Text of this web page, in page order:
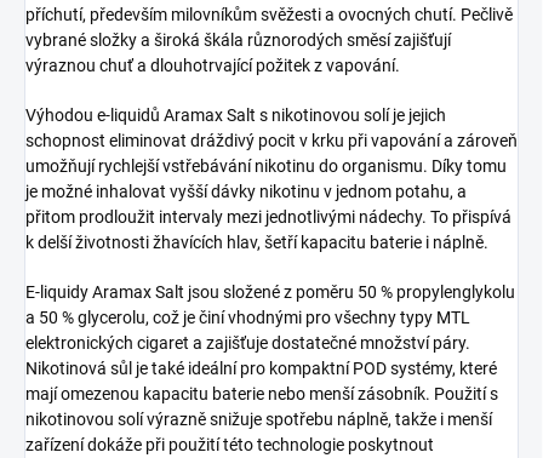
příchutí, především milovníkům svěžesti a ovocných chutí. Pečlivě
vybrané složky a široká škála různorodých směsí zajišťují
výraznou chuť a dlouhotrvající požitek z vapování.
Výhodou e-liquidů Aramax Salt s nikotinovou solí je jejich
schopnost eliminovat dráždivý pocit v krku při vapování a zároveň
umožňují rychlejší vstřebávání nikotinu do organismu. Díky tomu
je možné inhalovat vyšší dávky nikotinu v jednom potahu, a
přitom prodloužit intervaly mezi jednotlivými nádechy. To přispívá
k delší životnosti žhavících hlav, šetří kapacitu baterie i náplně.
E-liquidy Aramax Salt jsou složené z poměru 50 % propylenglykolu
a 50 % glycerolu, což je činí vhodnými pro všechny typy MTL
elektronických cigaret a zajišťuje dostatečné množství páry.
Nikotinová sůl je také ideální pro kompaktní POD systémy, které
mají omezenou kapacitu baterie nebo menší zásobník. Použití s
nikotinovou solí výrazně snižuje spotřebu náplně, takže i menší
zařízení dokáže při použití této technologie poskytnout